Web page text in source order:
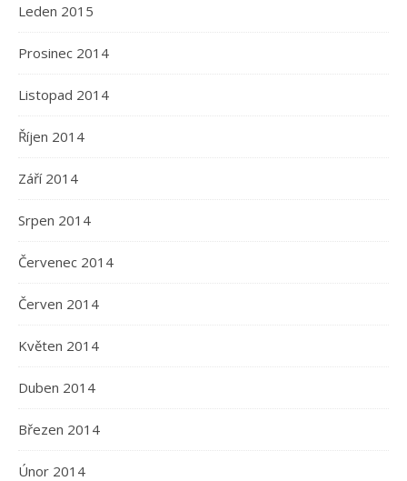
Leden 2015
Prosinec 2014
Listopad 2014
Říjen 2014
Září 2014
Srpen 2014
Červenec 2014
Červen 2014
Květen 2014
Duben 2014
Březen 2014
Únor 2014